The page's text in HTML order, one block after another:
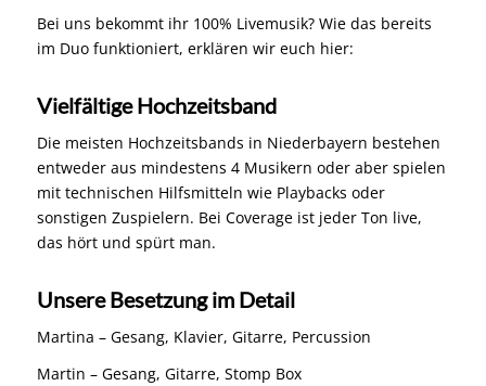
Bei uns bekommt ihr 100% Livemusik? Wie das bereits
im Duo funktioniert, erklären wir euch hier:
Vielfältige Hochzeitsband
Die meisten Hochzeitsbands in Niederbayern bestehen
entweder aus mindestens 4 Musikern oder aber spielen
mit technischen Hilfsmitteln wie Playbacks oder
sonstigen Zuspielern. Bei Coverage ist jeder Ton live,
das hört und spürt man.
Unsere Besetzung im Detail
Martina – Gesang, Klavier, Gitarre, Percussion
Martin – Gesang, Gitarre, Stomp Box